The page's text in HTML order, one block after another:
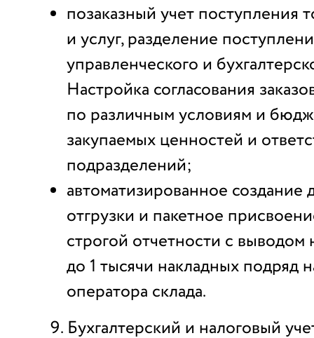
позаказный учет поступления
и услуг, разделение
управленческого и
Настройка согласования
по различным условиям и
закупаемых ценностей и
подразделений;
автоматизированное создание
отгрузки и пакетное
строгой отчетности с выводом
до 1 тысячи накладных подряд
оператора склада.
Бухгалтерский и налоговый